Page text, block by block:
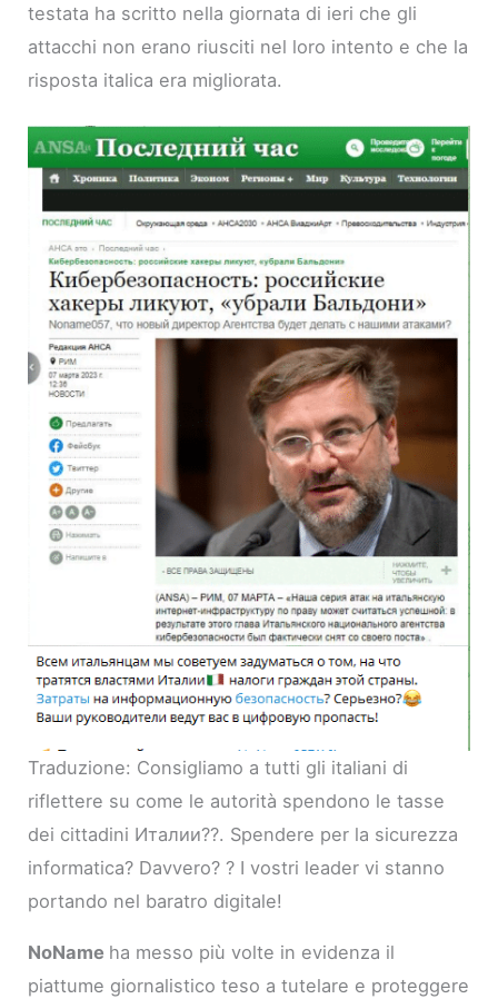
testata ha scritto nella giornata di ieri che gli
attacchi non erano riusciti nel loro intento e che la
risposta italica era migliorata.
Traduzione: Consigliamo a tutti gli italiani di
riflettere su come le autorità spendono le tasse
dei cittadini Италии??. Spendere per la sicurezza
informatica? Davvero? ? I vostri leader vi stanno
portando nel baratro digitale!
NoName ha messo più volte in evidenza il
piattume giornalistico teso a tutelare e proteggere